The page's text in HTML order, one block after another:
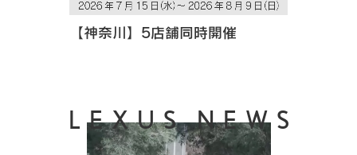
【神奈川】5店舗同時開催
LEXUS NEWS